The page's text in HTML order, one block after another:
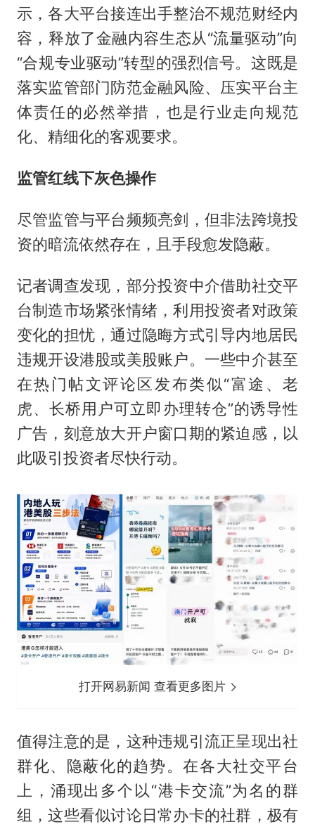
示，各大平台接连出手整治不规范财经内
容，释放了金融内容生态从“流量驱动”向
“合规专业驱动”转型的强烈信号。这既是
落实监管部门防范金融风险、压实平台主
体责任的必然举措，也是行业走向规范
化、精细化的客观要求。
监管红线下灰色操作
尽管监管与平台频频亮剑，但非法跨境投
资的暗流依然存在，且手段愈发隐蔽。
记者调查发现，部分投资中介借助社交平
台制造市场紧张情绪，利用投资者对政策
变化的担忧，通过隐晦方式引导内地居民
违规开设港股或美股账户。一些中介甚至
在热门帖文评论区发布类似“富途、老
虎、长桥用户可立即办理转仓”的诱导性
广告，刻意放大开户窗口期的紧迫感，以
此吸引投资者尽快行动。
打开网易新闻 查看更多图片
值得注意的是，这种违规引流正呈现出社
群化、隐蔽化的趋势。在各大社交平台
上，涌现出多个以“港卡交流”为名的群
组，这些看似讨论日常办卡的社群，极有